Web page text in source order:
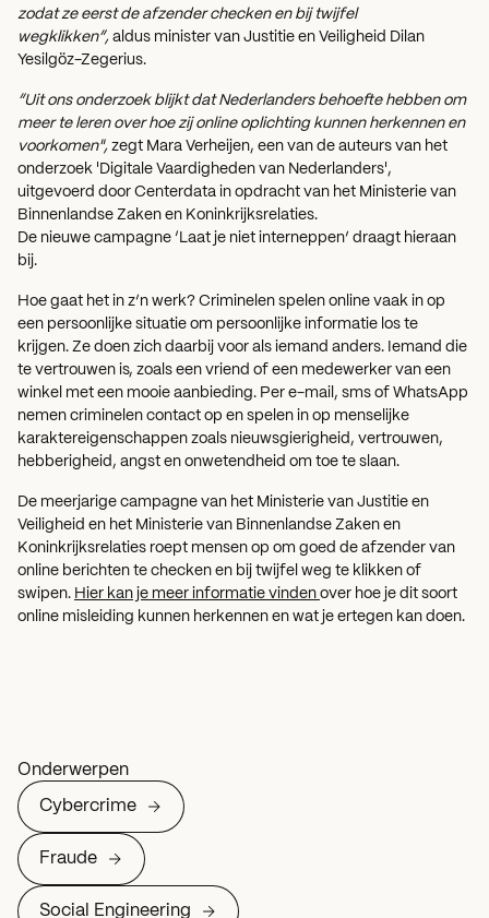
zodat ze eerst de afzender checken en bij twijfel
wegklikken”, aldus minister van Justitie en Veiligheid Dilan
Yesilgöz-Zegerius.
“Uit ons onderzoek blijkt dat Nederlanders behoefte hebben om
meer te leren over hoe zij online oplichting kunnen herkennen en
voorkomen", zegt Mara Verheijen, een van de auteurs van het
onderzoek 'Digitale Vaardigheden van Nederlanders',
uitgevoerd door Centerdata in opdracht van het Ministerie van
Binnenlandse Zaken en Koninkrijksrelaties.
De nieuwe campagne ‘Laat je niet interneppen’ draagt hieraan
bij.
Hoe gaat het in z’n werk? Criminelen spelen online vaak in op
een persoonlijke situatie om persoonlijke informatie los te
krijgen. Ze doen zich daarbij voor als iemand anders. Iemand die
te vertrouwen is, zoals een vriend of een medewerker van een
winkel met een mooie aanbieding. Per e-mail, sms of WhatsApp
nemen criminelen contact op en spelen in op menselijke
karaktereigenschappen zoals nieuwsgierigheid, vertrouwen,
hebberigheid, angst en onwetendheid om toe te slaan.
De meerjarige campagne van het Ministerie van Justitie en
Veiligheid en het Ministerie van Binnenlandse Zaken en
Koninkrijksrelaties roept mensen op om goed de afzender van
online berichten te checken en bij twijfel weg te klikken of
swipen. Hier kan je meer informatie vinden over hoe je dit soort
online misleiding kunnen herkennen en wat je ertegen kan doen.
Onderwerpen
Cybercrime
Fraude
Social Engineering